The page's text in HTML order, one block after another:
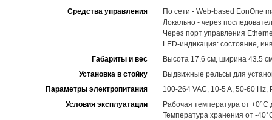
Средства управления
По сети - Web-based EonOne
Локально - через
Через порт управления
LED-индикация: состояние,
Габариты и вес
Высота 17.6 см, ширина 43.5
Установка в стойку
Выдвижные рельсы для
Параметры электропитания
100-264 VAC, 10-5 A, 50-60 Hz,
Условия эксплуатации
Рабочая температура от +0°C
Температура хранения от -